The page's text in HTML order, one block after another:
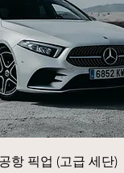
제품보기
항 픽업 (고급 세단)